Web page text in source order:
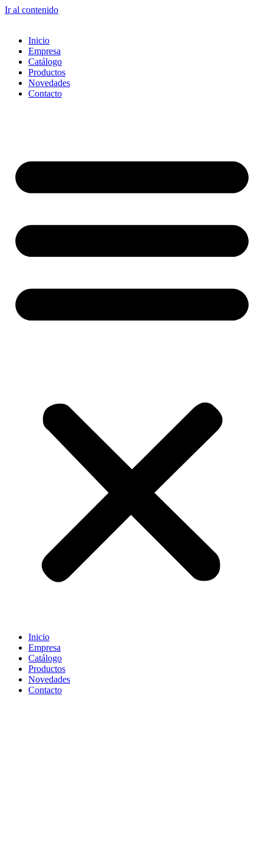
Ir al contenido
Inicio
Empresa
Catálogo
Productos
Novedades
Contacto
Inicio
Empresa
Catálogo
Productos
Novedades
Contacto